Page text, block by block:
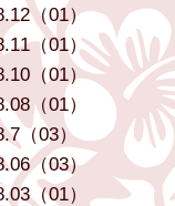
（01）
（01）
（01）
（01）
（03）
（03）
（01）